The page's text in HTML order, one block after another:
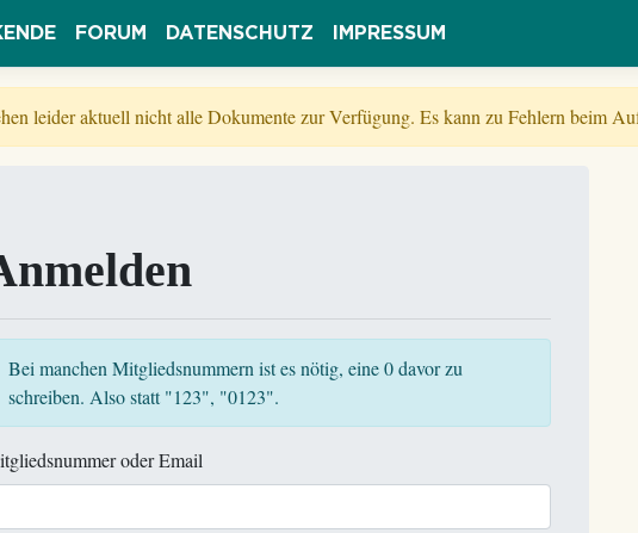
FORUM DATENSCHUTZ IMPRESSUM
leider aktuell nicht alle Dokumente zur Verfügung. Es kann zu Fehlern beim
Bei manchen Mitgliedsnummern ist es nötig, eine 0 davor zu
schreiben. Also statt "123", "0123".
oder Email